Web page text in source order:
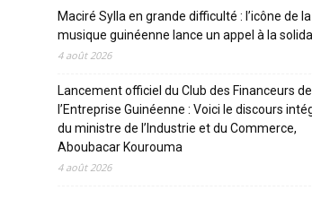
Maciré Sylla en grande difficulté : l’icône de la
musique guinéenne lance un appel à la
4 août 2026
Lancement officiel du Club des Financeurs de
l’Entreprise Guinéenne : Voici le discours
du ministre de l’Industrie et du Commerce,
Aboubacar Kourouma
4 août 2026